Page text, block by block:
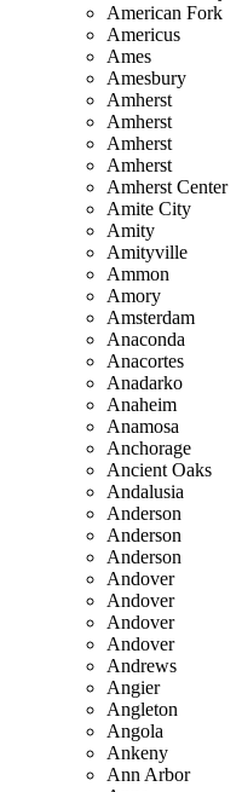
American Fork
Americus
Ames
Amesbury
Amherst
Amherst
Amherst
Amherst
Amherst Center
Amite City
Amity
Amityville
Ammon
Amory
Amsterdam
Anaconda
Anacortes
Anadarko
Anaheim
Anamosa
Anchorage
Ancient Oaks
Andalusia
Anderson
Anderson
Anderson
Andover
Andover
Andover
Andover
Andrews
Angier
Angleton
Angola
Ankeny
Ann Arbor